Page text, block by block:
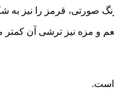
صورتی، قرمز را نیز
و مزه نیز ترشی آن
است.